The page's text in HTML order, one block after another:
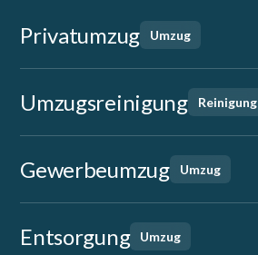
Privatumzug Umzug
Umzugsreinigung Reinigung
Gewerbeumzug Umzug
Entsorgung Umzug